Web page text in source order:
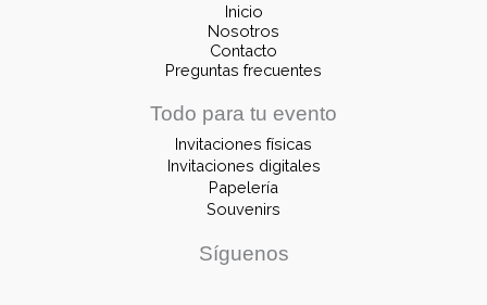
Inicio
Nosotros
Contacto
Preguntas frecuentes
Todo para tu evento
Invitaciones físicas
Invitaciones digitales
Papelería
Souvenirs
Síguenos